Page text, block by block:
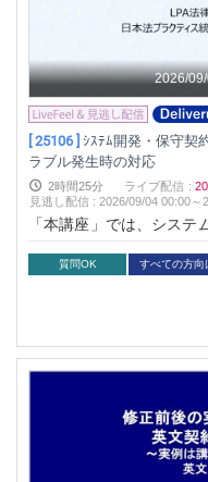
2026/
[ 25106 ] ｼｽﾃﾑ開発・保守契
ラブル発生時の対応
2時間25分 ライブ配信 :
見逃し配信 :2026/09/04 00:00～
「本講座」では、システ
契約のレビュー方法とト
基礎から実務でのリスク
を目指します。※本セミ
質問OK すべての方向